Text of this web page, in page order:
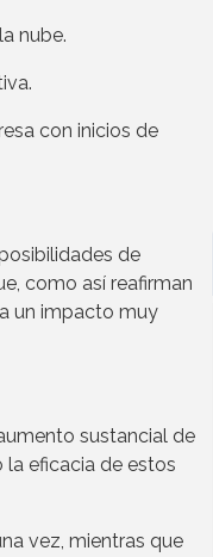
nube.
con inicios de
de
como así reafirman
un impacto muy
sustancial de
eficacia de estos
vez, mientras que